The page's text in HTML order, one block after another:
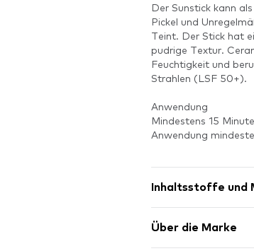
Der Sunstick kann
Pickel und
Teint. Der Stick hat
pudrige Textur.
Feuchtigkeit und
Strahlen (LSF 50+).
Anwendung
Mindestens 15
Anwendung
Inhaltsstoffe und
Über die Marke